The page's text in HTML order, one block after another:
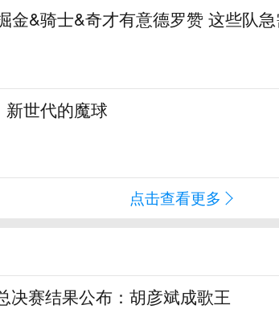
金&骑士&奇才有意德罗赞 这些队
世代的魔球
点击查看更多
决赛结果公布：胡彦斌成歌王